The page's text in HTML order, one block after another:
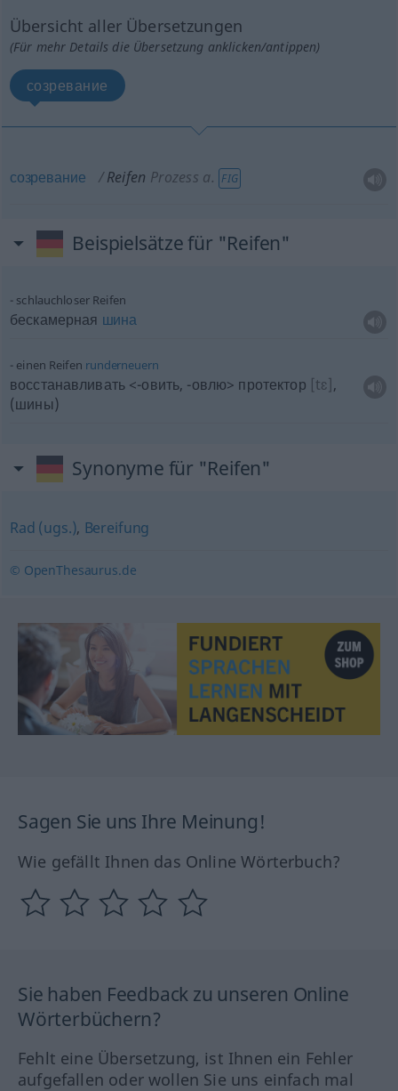
Übersicht aller Übersetzungen
(Für mehr Details die Übersetzung anklicken/antippen)
созревание
созревание Reifen Prozess a. FIG
Beispielsätze für "Reifen"
schlauchloser Reifen
бескамерная шина
einen Reifen runderneuern
восстанавливать <-овить, -овлю> протектор [tɛ],
(шины)
Synonyme für "Reifen"
Rad (ugs.), Bereifung
© OpenThesaurus.de
Sagen Sie uns Ihre Meinung!
Wie gefällt Ihnen das Online Wörterbuch?
Sie haben Feedback zu unseren Online
Wörterbüchern?
Fehlt eine Übersetzung, ist Ihnen ein Fehler
aufgefallen oder wollen Sie uns einfach mal